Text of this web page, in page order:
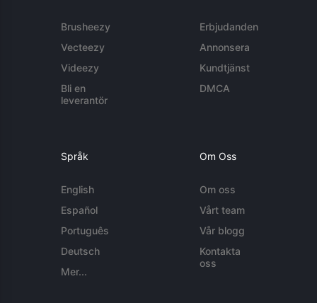
Brusheezy
Vecteezy
Videezy
Bli en
leverantör
Erbjudanden
Annonsera
Kundtjänst
DMCA
Språk
English
Español
Português
Deutsch
Mer...
Om Oss
Om oss
Vårt team
Vår blogg
Kontakta
oss